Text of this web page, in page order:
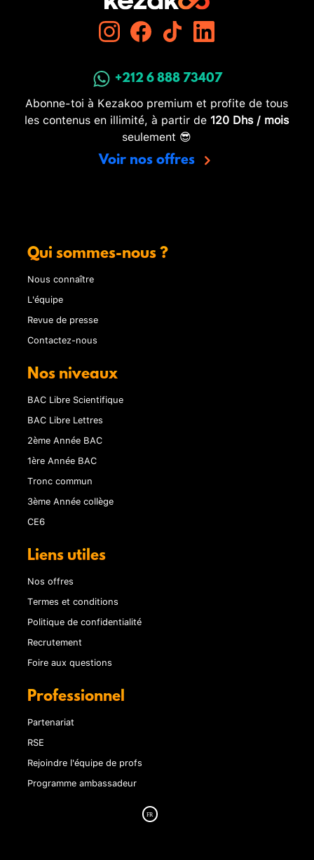
+212 6 888 73407
Abonne-toi à Kezakoo premium et profite de tous
les contenus en illimité, à partir de 120 Dhs / mois
seulement 😎
Voir nos offres
Qui sommes-nous ?
Nous connaître
L'équipe
Revue de presse
Contactez-nous
Nos niveaux
BAC Libre Scientifique
BAC Libre Lettres
2ème Année BAC
1ère Année BAC
Tronc commun
3ème Année collège
CE6
Liens utiles
Nos offres
Termes et conditions
Politique de confidentialité
Recrutement
Foire aux questions
Professionnel
Partenariat
RSE
Rejoindre l'équipe de profs
Programme ambassadeur